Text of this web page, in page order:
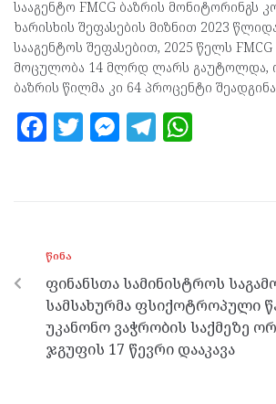
სააგენტო FMCG ბაზრის მონიტორინგს
ხარისხის შეფასების მიზნით 2023
სააგენტოს შეფასებით, 2025 წელს FMCG
მოცულობა 14 მლრდ ლარს გაუტოლდა,
ბაზრის წილმა კი 64 პროცენტი
F
o
o
k
T M
er
T
m p
p
ᲬᲘᲜᲐ
ფინანსთა სამინისტროს
სამსახურმა ფსიქოტროპული
უკანონო ვაჭრობის საქმეზე
ჯგუფის 17 წევრი დააკავა